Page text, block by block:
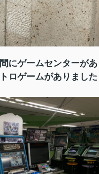
にゲームセンターがあ
ロゲームがありました